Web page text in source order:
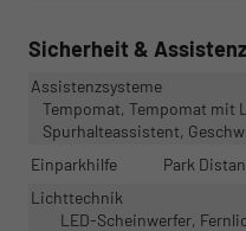
Sicherheit & Assistenz
Assistenzsysteme
Tempomat, Tempomat mit
Spurhalteassistent,
Einparkhilfe
Park
Lichttechnik
LED-Scheinwerfer,